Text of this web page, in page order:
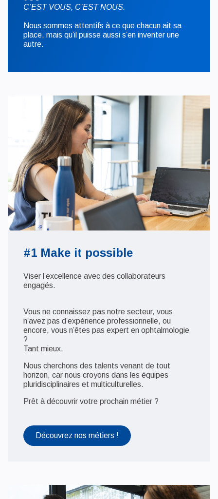
C’EST VOUS, C’EST NOUS.
Nous sommes attentifs à ce que chacun ait sa
place, mais qu’il puisse aussi s’en inventer une
autre.
#1 Make it possible
Viser l’excellence avec des collaborateurs
engagés.
Vous ne connaissez pas notre secteur, vous
n’avez pas d’expérience professionnelle, ou
encore, vous n’êtes pas expert en ophtalmologie
?
Tant mieux.
Nous cherchons des talents venant de tout
horizon, car nous croyons dans les équipes
pluridisciplinaires et multiculturelles.
Prêt à découvrir votre prochain métier ?
Découvrez nos métiers !